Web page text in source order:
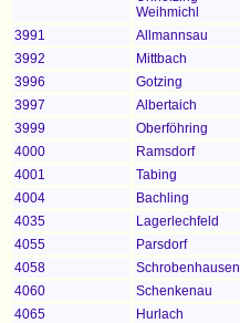
Weihmichl
3991
Allmannsau
3992
Mittbach
3996
Gotzing
3997
Albertaich
3999
Oberföhring
4000
Ramsdorf
4001
Tabing
4004
Bachling
4035
Lagerlechfeld
4055
Parsdorf
4058
Schrobenhausen
4060
Schenkenau
4065
Hurlach